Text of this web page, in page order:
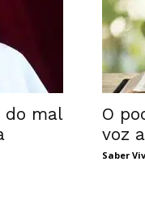
do mal
O
voz
Saber